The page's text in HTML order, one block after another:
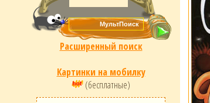
Расширенный поиск
Картинки на мобилку
(бесплатные)